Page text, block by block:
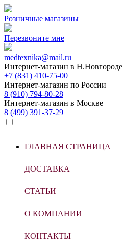
Розничные магазины
Перезвоните мне
medtexnika@mail.ru
Интернет-магазин в Н.Новгороде
+7 (831) 410-75-00
Интернет-магазин по России
8 (910) 794-80-28
Интернет-магазин в Москве
8 (499) 391-37-29
ГЛАВНАЯ СТРАНИЦА
ДОСТАВКА
СТАТЬИ
О КОМПАНИИ
КОНТАКТЫ